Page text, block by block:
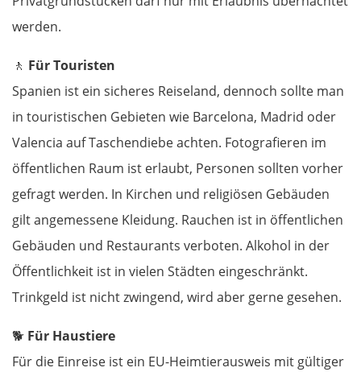
werden.
🚶 Für Touristen
Spanien ist ein sicheres Reiseland, dennoch sollte man
in touristischen Gebieten wie Barcelona, Madrid oder
Valencia auf Taschendiebe achten. Fotografieren im
öffentlichen Raum ist erlaubt, Personen sollten vorher
gefragt werden. In Kirchen und religiösen Gebäuden
gilt angemessene Kleidung. Rauchen ist in öffentlichen
Gebäuden und Restaurants verboten. Alkohol in der
Öffentlichkeit ist in vielen Städten eingeschränkt.
Trinkgeld ist nicht zwingend, wird aber gerne gesehen.
🐕 Für Haustiere
Für die Einreise ist ein EU-Heimtierausweis mit gültiger
Neapel
Gaeta
Rom
Terni
Foligno
Perugia
Arezzo